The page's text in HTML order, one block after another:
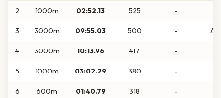
2 1000m 02:52.13 525 -
3 3000m 09:55.03 500 -
4 3000m 10:13.96 417 -
5 1000m 03:02.29 380 -
6 600m 01:40.79 318 -